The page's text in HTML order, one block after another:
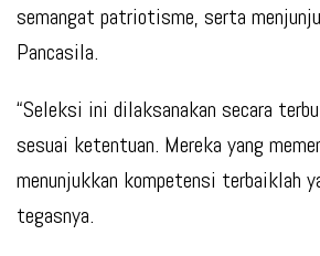
semangat patriotisme, serta
Pancasila.
“Seleksi ini dilaksanakan secara
sesuai ketentuan. Mereka yang
menunjukkan kompetensi terbaiklah
tegasnya.